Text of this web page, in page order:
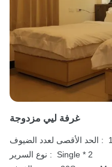
غرفة ليي مزدوجة
الحد الأقصى لعدد الضيوف :
نوع السرير :
Single * 2